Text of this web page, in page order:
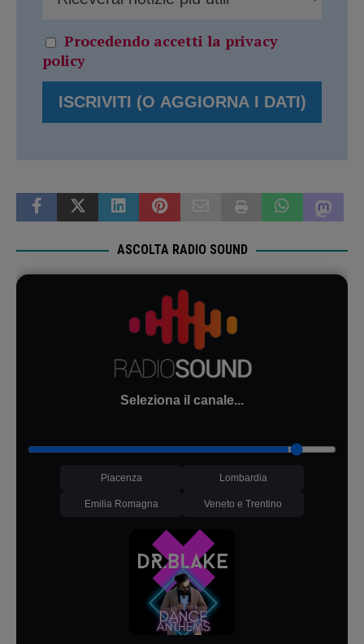
Procedendo accetti la privacy
policy
ASCOLTA RADIO SOUND
Seleziona il canale...
Piacenza Lombardia
Emilia Romagna Veneto e Trentino